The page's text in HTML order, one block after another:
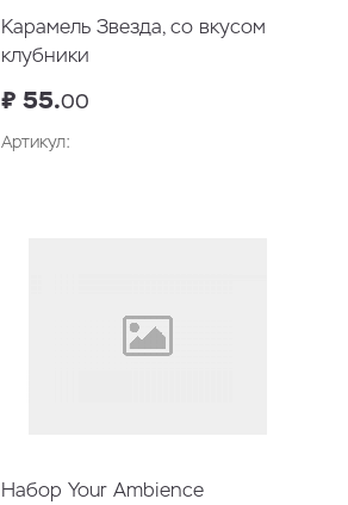
Карамель Звезда, со вкусом
клубники
₽ 55.00
Артикул:
Набор Your Ambience